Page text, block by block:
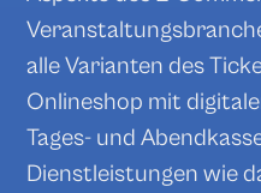
alle Varianten des
Onlineshop mit
Tages- und
Dienstleistungen wie